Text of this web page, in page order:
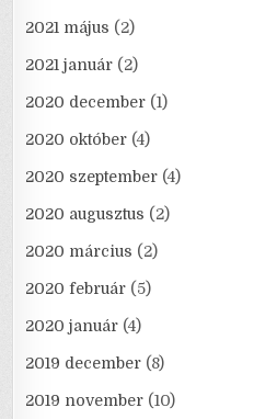
2021 május (2)
2021 január (2)
2020 december (1)
2020 október (4)
2020 szeptember (4)
2020 augusztus (2)
2020 március (2)
2020 február (5)
2020 január (4)
2019 december (8)
2019 november (10)